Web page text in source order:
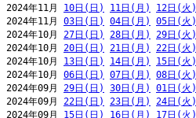
2024年11月 10日(日) 11日(月) 12日(火)
2024年11月 03日(日) 04日(月) 05日(火)
2024年10月 27日(日) 28日(月) 29日(火)
2024年10月 20日(日) 21日(月) 22日(火)
2024年10月 13日(日) 14日(月) 15日(火)
2024年10月 06日(日) 07日(月) 08日(火)
2024年09月 29日(日) 30日(月) 01日(火)
2024年09月 22日(日) 23日(月) 24日(火)
2024年09月 15日(日) 16日(月) 17日(火)